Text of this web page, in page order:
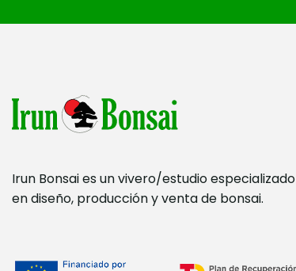
Irun Bonsai es un vivero/estudio especializado
en diseño, producción y venta de bonsai.